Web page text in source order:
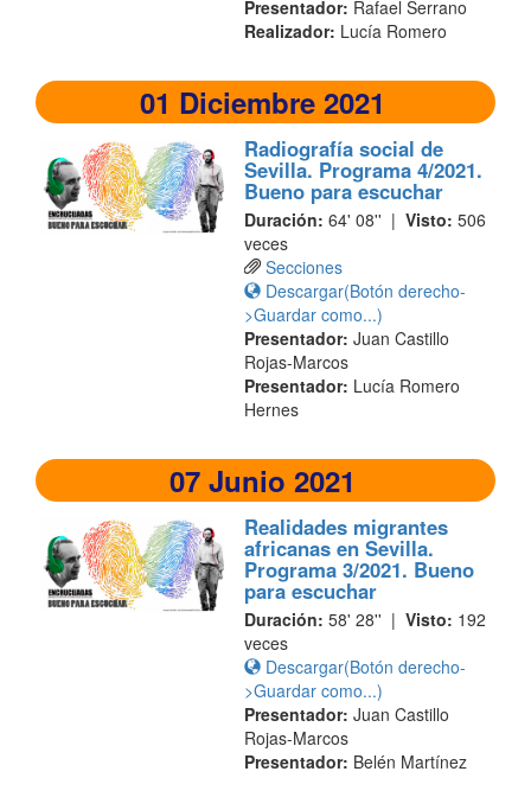
Presentador: Rafael Serrano
Realizador: Lucía Romero
01 Diciembre 2021
Radiografía social de
Sevilla. Programa 4/2021.
Bueno para escuchar
Duración: 64' 08'' | Visto: 506
veces
Secciones
Descargar(Botón derecho-
>Guardar como...)
Presentador: Juan Castillo
Rojas-Marcos
Presentador: Lucía Romero
Hernes
07 Junio 2021
Realidades migrantes
africanas en Sevilla.
Programa 3/2021. Bueno
para escuchar
Duración: 58' 28'' | Visto: 192
veces
Descargar(Botón derecho-
>Guardar como...)
Presentador: Juan Castillo
Rojas-Marcos
Presentador: Belén Martínez